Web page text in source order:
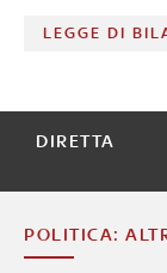
LEGGE DI
DIRETTA
POLITICA: